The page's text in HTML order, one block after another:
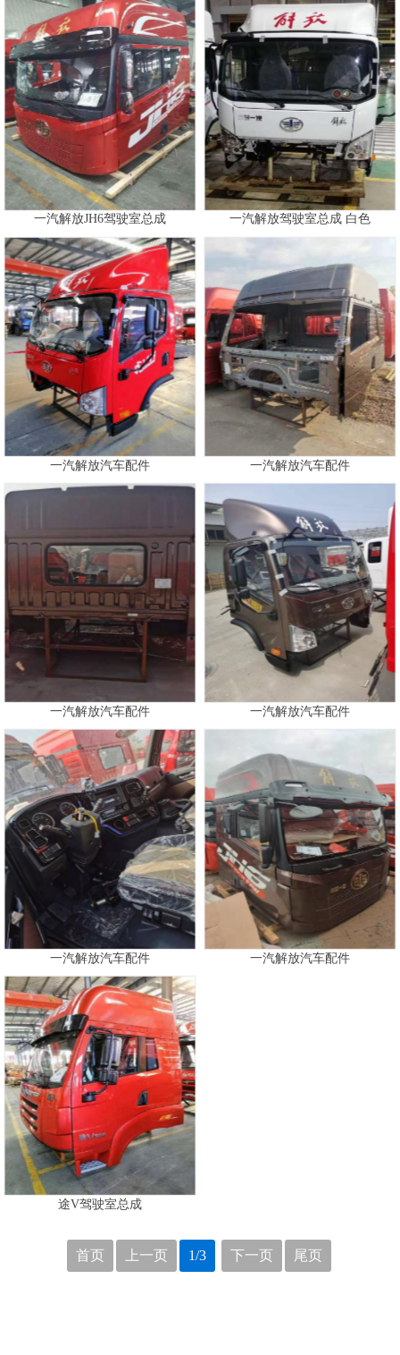
一汽解放JH6驾驶室总成 一汽解放驾驶室总成 白色
一汽解放汽车配件 一汽解放汽车配件
一汽解放汽车配件 一汽解放汽车配件
一汽解放汽车配件 一汽解放汽车配件
途V驾驶室总成
首页 上一页 1/3 下一页 尾页